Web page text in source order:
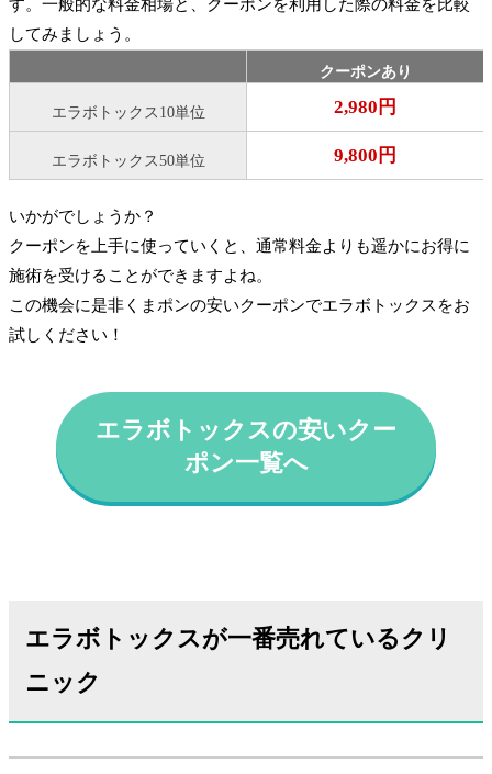
す。一般的な料金相場と、クーポンを利用した際の料金を比較
してみましょう。
クーポンあり
エラボトックス10単位 2,980円
エラボトックス50単位 9,800円
いかがでしょうか？
クーポンを上手に使っていくと、通常料金よりも遥かにお得に
施術を受けることができますよね。
この機会に是非くまポンの安いクーポンでエラボトックスをお
試しください！
エラボトックスの安いクー
ポン一覧へ
エラボトックスが一番売れているクリ
ニック